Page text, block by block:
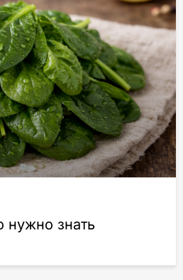
нужно знать